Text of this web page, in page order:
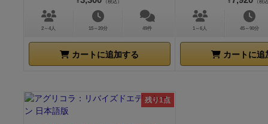
¥ （税込）
2～4人 15～20分 49件
カートに追加する
¥ （税
1～6人 45～90分
カートに追
残り1点